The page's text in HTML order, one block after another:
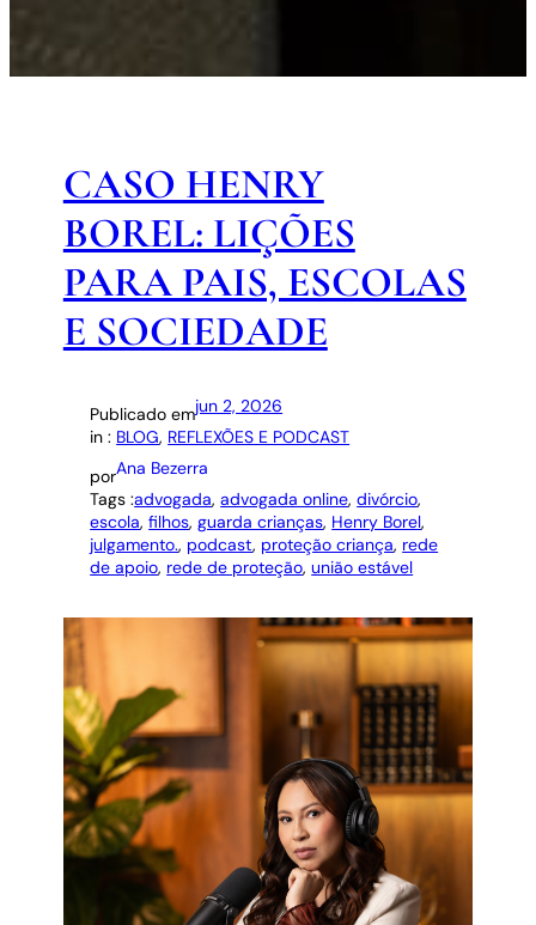
CASO HENRY
BOREL: LIÇÕES
PARA PAIS, ESCOLAS
E SOCIEDADE
Publicado emjun 2, 2026
in : BLOG, REFLEXÕES E PODCAST
porAna Bezerra
Tags :advogada, advogada online, divórcio
escola, filhos, guarda crianças, Henry Borel
julgamento., podcast, proteção criança, rede
de apoio, rede de proteção, união estável